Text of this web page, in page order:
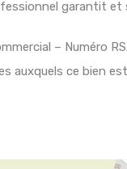
garantit et
– Numéro
auxquels ce bien